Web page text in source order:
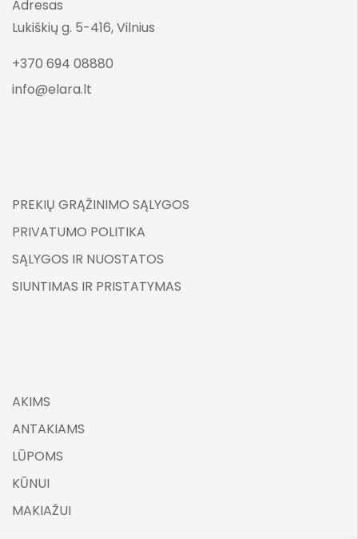
Adresas
Lukiškių g. 5-416, Vilnius
+370 694 08880
info@elara.lt
PREKIŲ GRĄŽINIMO SĄLYGOS
PRIVATUMO POLITIKA
SĄLYGOS IR NUOSTATOS
SIUNTIMAS IR PRISTATYMAS
AKIMS
ANTAKIAMS
LŪPOMS
KŪNUI
MAKIAŽUI